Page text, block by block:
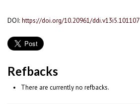
DOI: https://doi.org/10.20961/ddi.v13i5.101107
Refbacks
There are currently no refbacks.